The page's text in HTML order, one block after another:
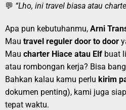
💬 “Lho, ini travel biasa atau
Apa pun kebutuhanmu, Arni
Mau travel reguler door to door
Mau charter Hiace atau Elf buat
atau rombongan kerja? Bisa
Bahkan kalau kamu perlu kirim
dokumen penting), kami juga
tepat waktu.